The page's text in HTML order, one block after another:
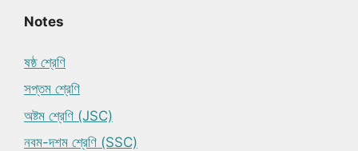
Notes
ষষ্ঠ শ্রেণি
সপ্তম শ্রেণি
অষ্টম শ্রেণি (JSC)
নবম-দশম শ্রেণি (SSC)